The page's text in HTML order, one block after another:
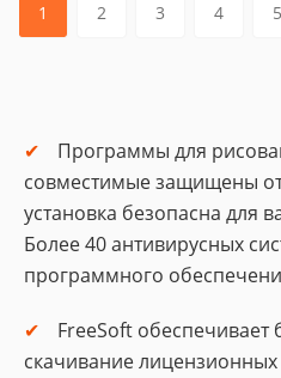
1 2 3 4 5
Программы для
совместимые защищены
установка безопасна для
Более 40 антивирусных
программного
FreeSoft обеспечивает
скачивание